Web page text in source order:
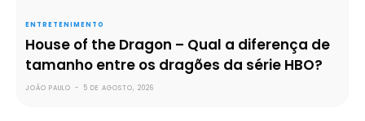
ENTRETENIMENTO
House of the Dragon – Qual a diferença de
tamanho entre os dragões da série HBO?
JOÃO PAULO - 5 DE AGOSTO, 2026